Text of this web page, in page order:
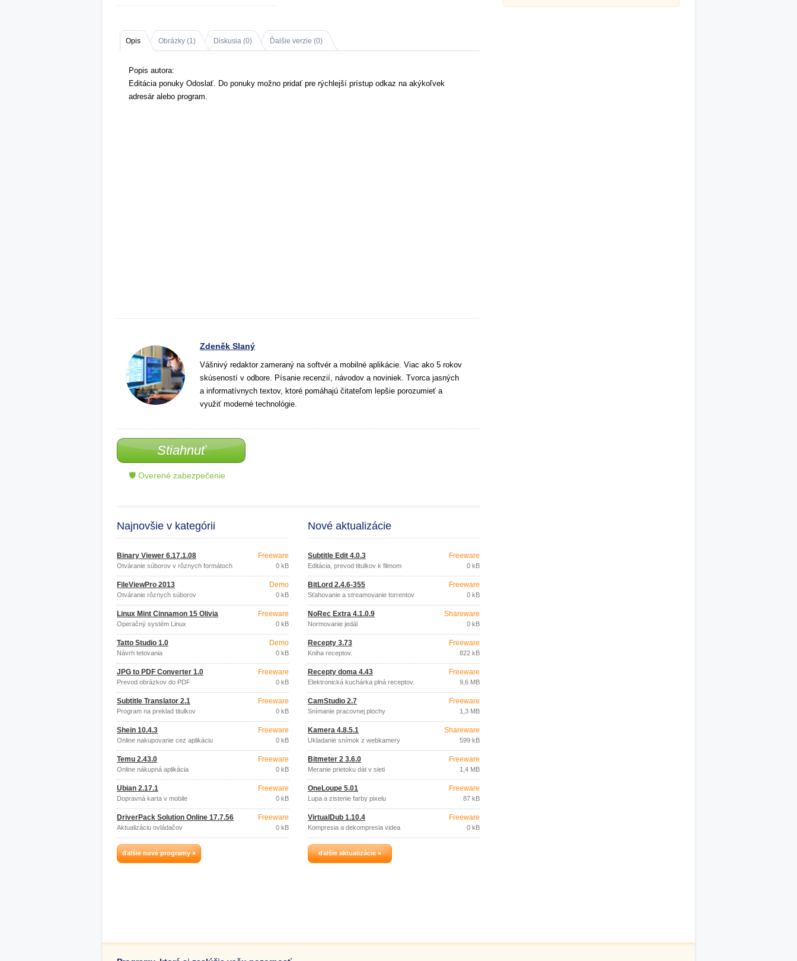
Opis Obrázky (1) Diskusia (0) Ďalšie verzie (0)
Popis autora:
Editácia ponuky Odoslať. Do ponuky možno pridať pre rýchlejší prístup odkaz na akýkoľvek
adresár alebo program.
Zdeněk Slaný
Vášnivý redaktor zameraný na softvér a mobilné aplikácie. Viac ako 5 rokov
skúseností v odbore. Písanie recenzií, návodov a noviniek. Tvorca jasných
a informatívnych textov, ktoré pomáhajú čitateľom lepšie porozumieť a
využiť moderné technológie.
Stiahnuť
🛡 Overené zabezpečenie
Najnovšie v kategórii
Binary Viewer 6.17.1.08
Otváranie súborov v rôznych formátoch
Freeware
0 kB
FileViewPro 2013
Otváranie rôznych súborov
Demo
0 kB
Linux Mint Cinnamon 15 Olivia
Operačný systém Linux
Freeware
0 kB
Tatto Studio 1.0
Návrh tetovania
Demo
0 kB
JPG to PDF Converter 1.0
Prevod obrázkov do PDF
Freeware
0 kB
Subtitle Translator 2.1
Program na preklad titulkov
Freeware
0 kB
Shein 10.4.3
Online nakupovanie cez aplikáciu
Freeware
0 kB
Temu 2.43.0
Online nákupná aplikácia
Freeware
0 kB
Ubian 2.17.1
Dopravná karta v mobile
Freeware
0 kB
DriverPack Solution Online 17.7.56
Aktualizáciu ovládačov
Freeware
0 kB
ďalšie nové programy »
Nové aktualizácie
Subtitle Edit 4.0.3
Editácia, prevod titulkov k filmom
Freeware
0 kB
BitLord 2.4.6-355
Sťahovanie a streamovanie torrentov
Freeware
0 kB
NoRec Extra 4.1.0.9
Normovanie jedál
Shareware
0 kB
Recepty 3.73
Kniha receptov.
Freeware
822 kB
Recepty doma 4.43
Elektronická kuchárka plná receptov.
Freeware
9,6 MB
CamStudio 2.7
Snímanie pracovnej plochy
Freeware
1,3 MB
Kamera 4.8.5.1
Ukladanie snímok z webkamery
Shareware
599 kB
Bitmeter 2 3.6.0
Meranie prietoku dát v sieti
Freeware
1,4 MB
OneLoupe 5.01
Lupa a zistenie farby pixelu
Freeware
87 kB
VirtualDub 1.10.4
Kompresia a dekompresia videa
Freeware
0 kB
ďalšie aktualizácie »